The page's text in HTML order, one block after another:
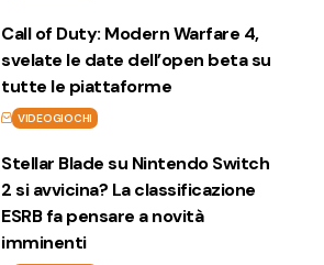
Call of Duty: Modern Warfare 4,
svelate le date dell’open beta su
tutte le piattaforme
VIDEOGIOCHI
Stellar Blade su Nintendo Switch
2 si avvicina? La classificazione
ESRB fa pensare a novità
imminenti